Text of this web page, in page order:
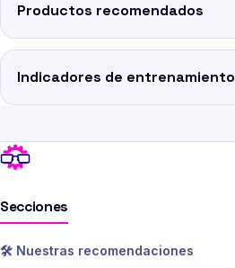
Productos recomendados
Indicadores de entrenamiento
Secciones
🛠️ Nuestras recomendaciones